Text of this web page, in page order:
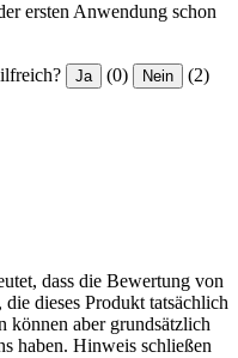
ersten Anwendung schon
Ja (0) Nein (2)
dass die Bewertung von
dieses Produkt tatsächlich
können aber grundsätzlich
haben. Hinweis schließen